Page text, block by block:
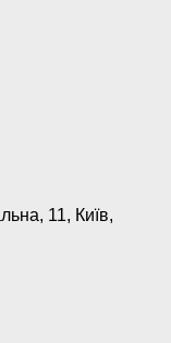
11, Київ,